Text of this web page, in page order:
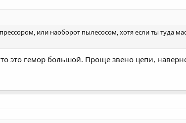
или наоборот пылесосом, хотя если ты туда
это гемор большой. Проще звено цепи,